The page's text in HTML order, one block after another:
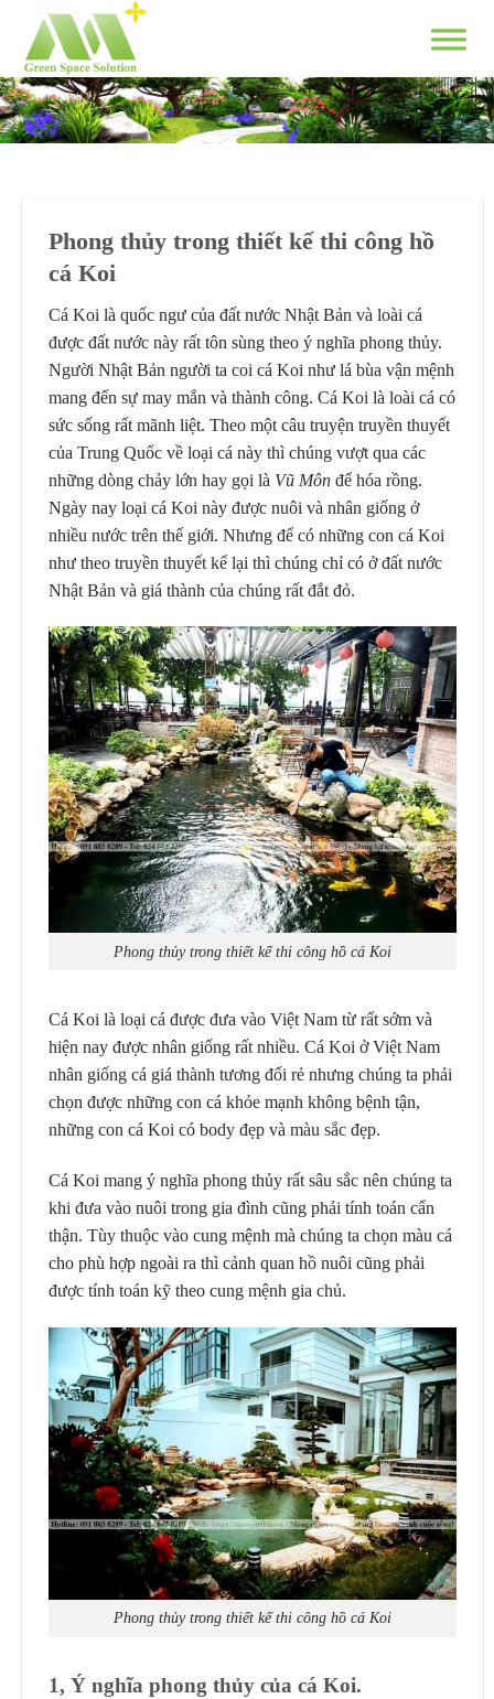
content
Phong thủy trong thiết kế thi công hồ
cá Koi
Cá Koi là quốc ngư của đất nước Nhật Bản và loài cá
được đất nước này rất tôn sùng theo ý nghĩa phong thủy.
Người Nhật Bản người ta coi cá Koi như lá bùa vận mệnh
mang đến sự may mắn và thành công. Cá Koi là loài cá có
sức sống rất mãnh liệt. Theo một câu truyện truyền thuyết
của Trung Quốc về loại cá này thì chúng vượt qua các
những dòng chảy lớn hay gọi là Vũ Môn để hóa rồng.
Ngày nay loại cá Koi này được nuôi và nhân giống ở
nhiều nước trên thế giới. Nhưng để có những con cá Koi
như theo truyền thuyết kể lại thì chúng chỉ có ở đất nước
Nhật Bản và giá thành của chúng rất đắt đỏ.
Phong thủy trong thiết kế thi công hồ cá Koi
Cá Koi là loại cá được đưa vào Việt Nam từ rất sớm và
hiện nay được nhân giống rất nhiều. Cá Koi ở Việt Nam
nhân giống cá giá thành tương đối rẻ nhưng chúng ta phải
chọn được những con cá khỏe mạnh không bệnh tận,
những con cá Koi có body đẹp và màu sắc đẹp.
Cá Koi mang ý nghĩa phong thủy rất sâu sắc nên chúng ta
khi đưa vào nuôi trong gia đình cũng phải tính toán cẩn
thận. Tùy thuộc vào cung mệnh mà chúng ta chọn màu cá
cho phù hợp ngoài ra thì cảnh quan hồ nuôi cũng phải
được tính toán kỹ theo cung mệnh gia chủ.
Phong thủy trong thiết kế thi công hồ cá Koi
1, Ý nghĩa phong thủy của cá Koi.